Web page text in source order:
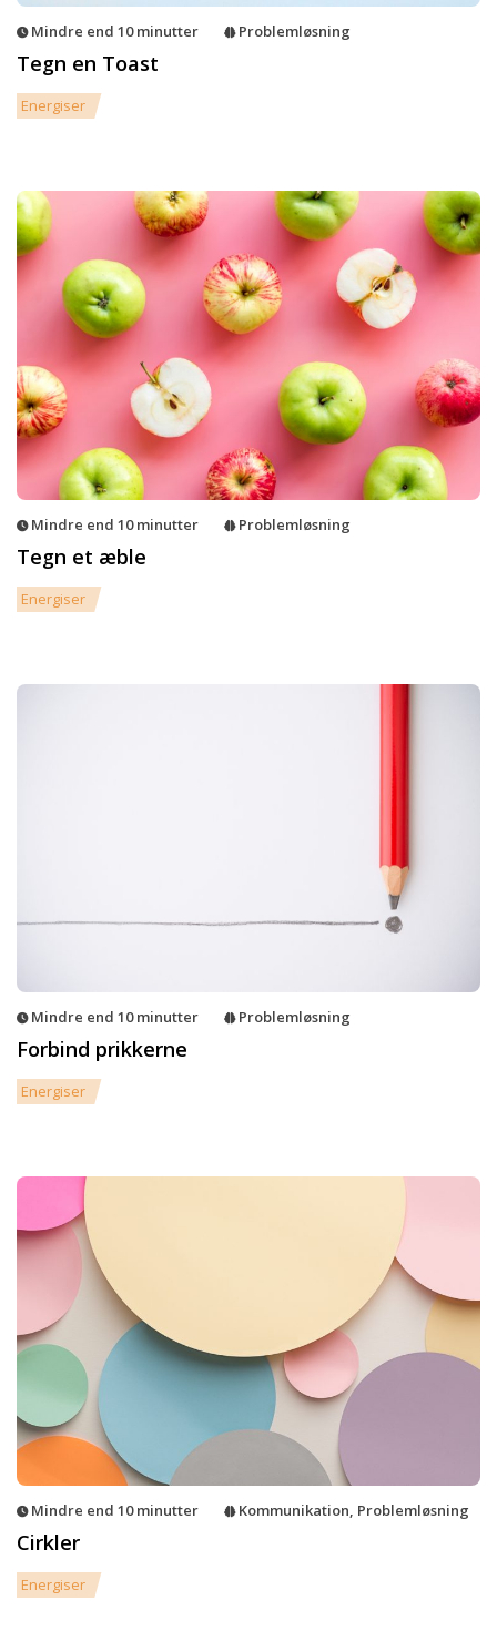
Mindre end 10 minutter Problemløsning
Tegn en Toast
Energiser
Mindre end 10 minutter Problemløsning
Tegn et æble
Energiser
Mindre end 10 minutter Problemløsning
Forbind prikkerne
Energiser
Mindre end 10 minutter Kommunikation, Problemløsning
Cirkler
Energiser